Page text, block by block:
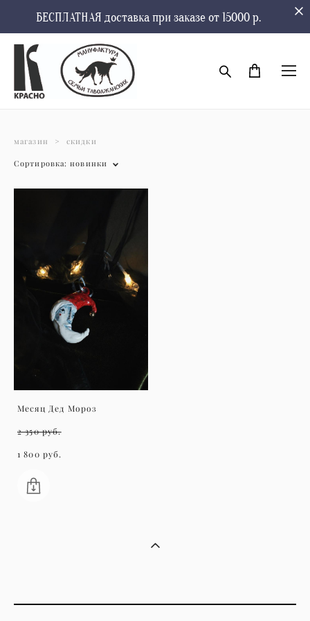
БЕСПЛАТНАЯ доставка при заказе от 15000 р.
магазин > скидки
Сортировка: новинки
Месяц Дед Мороз
2 350 pуб.
1 800 pуб.